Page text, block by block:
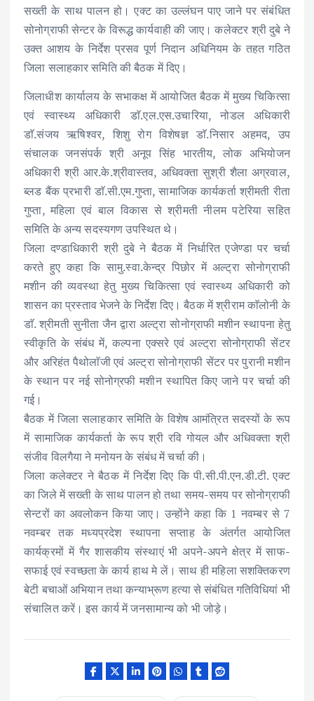
सख्ती के साथ पालन हो। एक्ट का उल्लंघन पाए जाने पर संबंधित
सोनोग्राफी सेन्टर के विरूद्ध कार्यवाही की जाए। कलेक्टर श्री दुबे ने
उक्त आशय के निर्देश प्रसव पूर्ण निदान अधिनियम के तहत गठित
जिला सलाहकार समिति की बैठक में दिए।
जिलाधीश कार्यालय के सभाकक्ष में आयोजित बैठक में मुख्य चिकित्सा
एवं स्वास्थ्य अधिकारी डाॅ.एल.एस.उचारिया, नोडल अधिकारी
डाॅ.संजय ऋषिश्वर, शिशु रोग विशेषज्ञ डाॅ.निसार अहमद, उप
संचालक जनसंपर्क श्री अनूप सिंह भारतीय, लोक अभियोजन
अधिकारी श्री आर.के.श्रीवास्तव, अधिवक्ता सुश्री शैला अग्रवाल,
ब्लड बैंक प्रभारी डाॅ.सी.एम.गुप्ता, सामाजिक कार्यकर्ता श्रीमती रीता
गुप्ता, महिला एवं बाल विकास से श्रीमती नीलम पटेरिया सहित
समिति के अन्य सदस्यगण उपस्थित थे।
जिला दण्डाधिकारी श्री दुबे ने बैठक में निर्धारित एजेण्डा पर चर्चा
करते हुए कहा कि सामु.स्वा.केन्द्र पिछोर में अल्ट्रा सोनोग्राफी
मशीन की व्यवस्था हेतु मुख्य चिकित्सा एवं स्वास्थ्य अधिकारी को
शासन का प्रस्ताव भेजने के निर्देश दिए। बैठक में श्रीराम काॅलोनी के
डाॅ. श्रीमती सुनीता जैन द्वारा अल्ट्रा सोनोग्राफी मशीन स्थापना हेतु
स्वीकृति के संबंध में, कल्पना एक्सरे एवं अल्ट्रा सोनोग्राफी सेंटर
और अरिहंत पैथोलाॅजी एवं अल्ट्रा सोनोग्राफी सेंटर पर पुरानी मशीन
के स्थान पर नई सोनोग्रफी मशीन स्थापित किए जाने पर चर्चा की
गई।
बैठक में जिला सलाहकार समिति के विशेष आमंत्रित सदस्यों के रूप
में सामाजिक कार्यकर्ता के रूप श्री रवि गोयल और अधिवक्ता श्री
संजीव विलगैया ने मनोयन के संबंध में चर्चा की।
जिला कलेक्टर ने बैठक में निर्देश दिए कि पी.सी.पी.एन.डी.टी. एक्ट
का जिले में सख्ती के साथ पालन हो तथा समय-समय पर सोनोग्राफी
सेन्टरों का अवलोकन किया जाए। उन्होंने कहा कि 1 नवम्बर से 7
नवम्बर तक मध्यप्रदेश स्थापना सप्ताह के अंतर्गत आयोजित
कार्यक्रमों में गैर शासकीय संस्थाएं भी अपने-अपने क्षेत्र में साफ-
सफाई एवं स्वच्छता के कार्य हाथ मे लें। साथ ही महिला सशक्तिकरण
बेटी बचाओं अभियान तथा कन्याभ्रूण हत्या से संबंधित गतिविधियां भी
संचालित करें। इस कार्य में जनसामान्य को भी जोड़े।